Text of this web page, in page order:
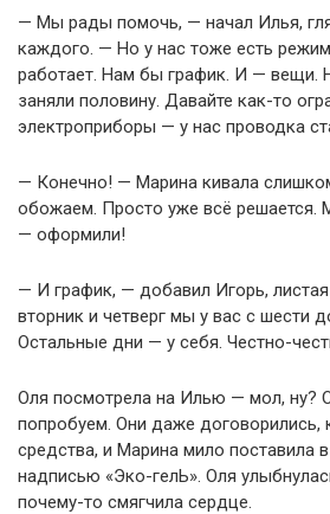
— Мы рады помочь, — начал Илья,
каждого. — Но у нас тоже есть
работает. Нам бы график. И — вещи.
заняли половину. Давайте как-то
электроприборы — у нас проводка
— Конечно! — Марина кивала
обожаем. Просто уже всё решается.
— оформили!
— И график, — добавил Игорь,
вторник и четверг мы у вас с шести
Остальные дни — у себя. Честно-
Оля посмотрела на Илью — мол, ну?
попробуем. Они даже
средства, и Марина мило поставила
надписью «Эко-гелЬ». Оля
почему-то смягчила сердце.